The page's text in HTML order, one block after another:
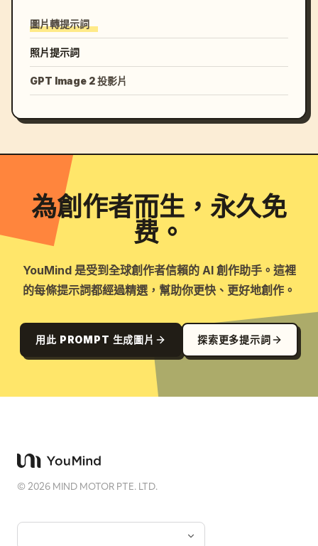
圖片轉提示詞
照片提示詞
GPT Image 2 投影片
為創作者而生，永久免
费。
YouMind 是受到全球創作者信賴的 AI 創作助手。這裡
的每條提示詞都經過精選，幫助你更快、更好地創作。
用此 PROMPT 生成圖片 探索更多提示詞
©2026 MIND MOTOR PTE. LTD.